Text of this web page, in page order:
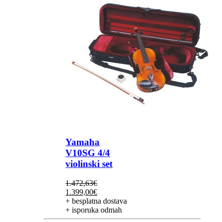
Yamaha
V10SG 4/4
violinski set
1.472,63€
Izvorna
cijena
bila
je:
1.399,00€Trenutna
cijena
je:
1.399,00€.
+ besplatna dostava
+ isporuka odmah